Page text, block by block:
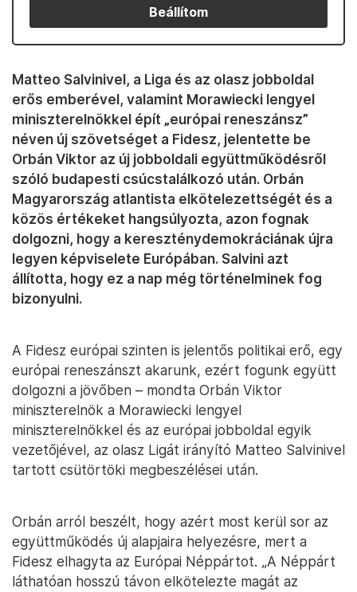
Beállítom
Matteo Salvinivel, a Liga és az olasz jobboldal
erős emberével, valamint Morawiecki lengyel
miniszterelnökkel épít „európai reneszánsz”
néven új szövetséget a Fidesz, jelentette be
Orbán Viktor az új jobboldali együttműködésről
szóló budapesti csúcstalálkozó után. Orbán
Magyarország atlantista elkötelezettségét és a
közös értékeket hangsúlyozta, azon fognak
dolgozni, hogy a kereszténydemokráciának újra
legyen képviselete Európában. Salvini azt
állította, hogy ez a nap még történelminek fog
bizonyulni.
A Fidesz európai szinten is jelentős politikai erő, egy
európai reneszánszt akarunk, ezért fogunk együtt
dolgozni a jövőben – mondta Orbán Viktor
miniszterelnök a Morawiecki lengyel
miniszterelnökkel és az európai jobboldal egyik
vezetőjével, az olasz Ligát irányító Matteo Salvinivel
tartott csütörtöki megbeszélései után.
Orbán arról beszélt, hogy azért most kerül sor az
együttműködés új alapjaira helyezésre, mert a
Fidesz elhagyta az Európai Néppártot. „A Néppárt
láthatóan hosszú távon elkötelezte magát az